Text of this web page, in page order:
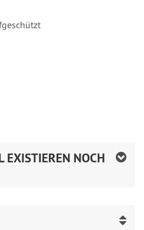
EXISTIEREN NOCH